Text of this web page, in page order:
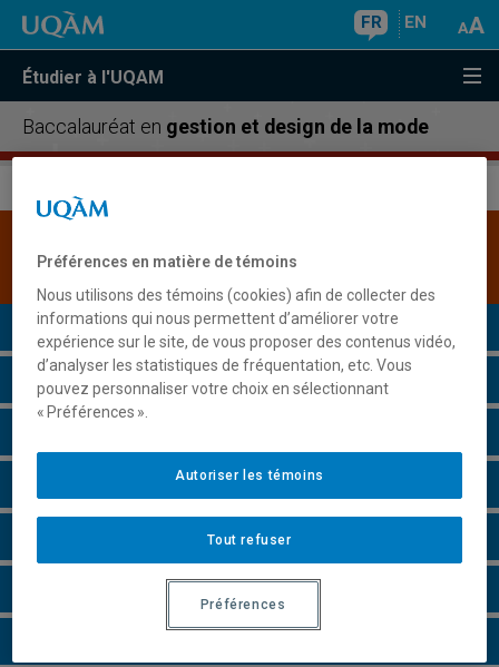
FR EN
Étudier à l'UQAM
Baccalauréat en gestion et design de la mode
disponible.Cliquez ici pour la consulter
Présentation du programme
Conditions d'admission
Grille de cheminement
Perspectives professionnelles
Préférences en matière de témoins
Nous utilisons des témoins (cookies) afin de collecter des
informations qui nous permettent d’améliorer votre
expérience sur le site, de vous proposer des contenus vidéo,
d’analyser les statistiques de fréquentation, etc. Vous
pouvez personnaliser votre choix en sélectionnant
« Préférences ».
Tout refuser
Autoriser les témoins
Préférences